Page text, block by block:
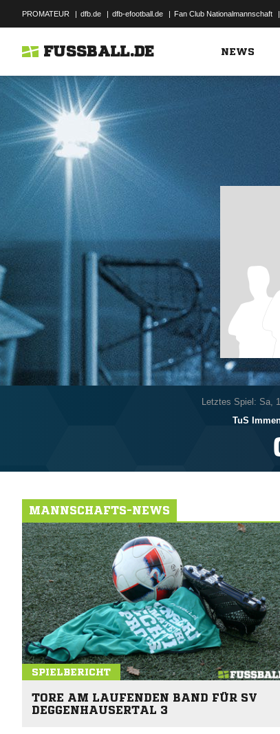
PROMATEUR | dfb.de | dfb-efootball.de | Fan Club Nationalmannschaft |
FUSSBALL.DE NEWS
Letztes Spiel: Sa,
TuS
MANNSCHAFTS-NEWS
SPIELBERICHT
TORE AM LAUFENDEN BAND FÜR SV
DEGGENHAUSERTAL 3